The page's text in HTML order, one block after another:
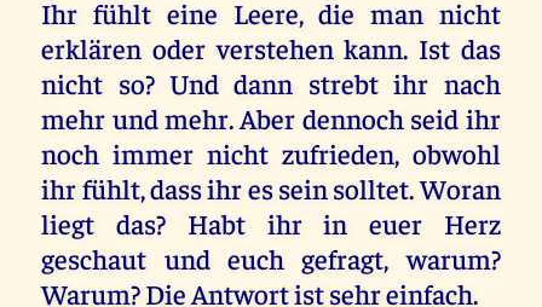
Ihr fühlt eine Leere, die man nicht
erklären oder verstehen kann. Ist das
nicht so? Und dann strebt ihr nach
mehr und mehr. Aber dennoch seid ihr
noch immer nicht zufrieden, obwohl
ihr fühlt, dass ihr es sein solltet. Woran
liegt das? Habt ihr in euer Herz
geschaut und euch gefragt, warum?
Warum? Die Antwort ist sehr einfach.